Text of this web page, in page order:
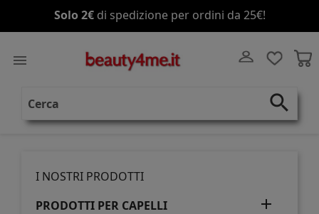
Solo 2€di spedizione per ordini da 25€!
Spedizione gratisa partire da 70€!

search
I NOSTRI PRODOTTI
PRODOTTI PER CAPELLI
